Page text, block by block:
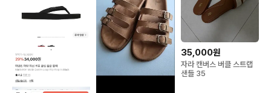
35,000원
자라 캔버스 버클 스트랩
샌들 35